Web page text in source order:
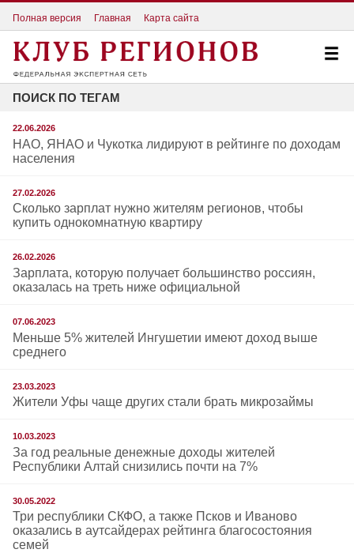
Полная версия Главная Карта сайта
ПОИСК ПО ТЕГАМ
22.06.2026
НАО, ЯНАО и Чукотка лидируют в рейтинге по доходам
населения
27.02.2026
Сколько зарплат нужно жителям регионов, чтобы
купить однокомнатную квартиру
26.02.2026
Зарплата, которую получает большинство россиян,
оказалась на треть ниже официальной
07.06.2023
Меньше 5% жителей Ингушетии имеют доход выше
среднего
23.03.2023
Жители Уфы чаще других стали брать микрозаймы
10.03.2023
За год реальные денежные доходы жителей
Республики Алтай снизились почти на 7%
30.05.2022
Три республики СКФО, а также Псков и Иваново
оказались в аутсайдерах рейтинга благосостояния
семей